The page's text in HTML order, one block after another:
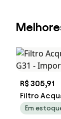
R$ 305,91
Filtro
G31 -
Em